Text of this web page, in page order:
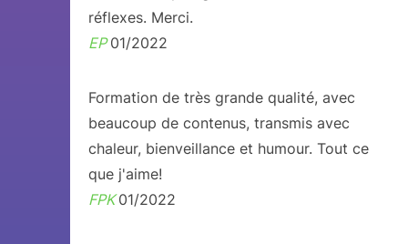
réflexes. Merci.
EP01/2022
Formation de très grande qualité, avec
beaucoup de contenus, transmis avec
chaleur, bienveillance et humour. Tout ce
que j'aime!
FPK01/2022